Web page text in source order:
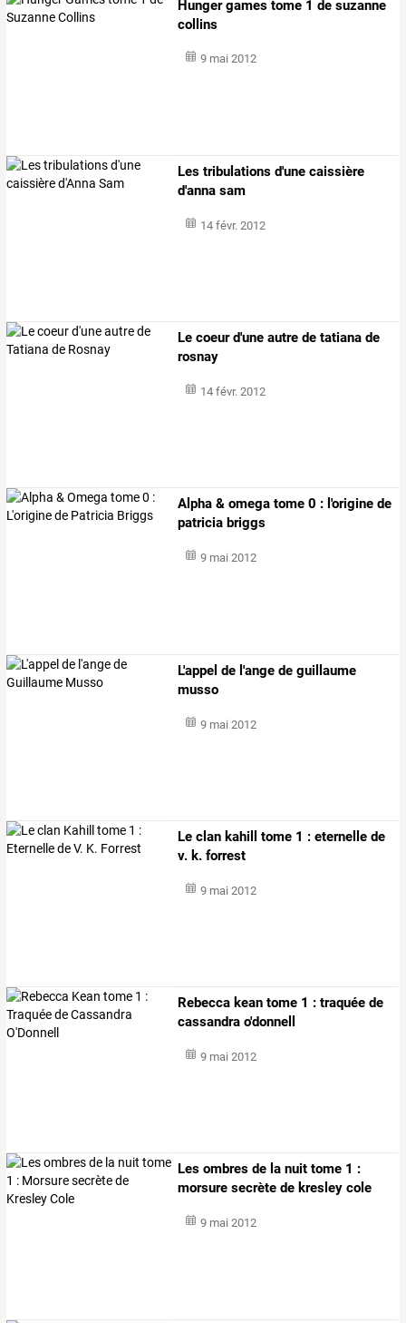
Hunger games tome 1 de suzanne
collins
9 mai 2012
Les tribulations d'une caissière
d'anna sam
14 févr. 2012
Le coeur d'une autre de tatiana de
rosnay
14 févr. 2012
Alpha & omega tome 0 : l'origine de
patricia briggs
9 mai 2012
L'appel de l'ange de guillaume
musso
9 mai 2012
Le clan kahill tome 1 : eternelle de
v. k. forrest
9 mai 2012
Rebecca kean tome 1 : traquée de
cassandra o'donnell
9 mai 2012
Les ombres de la nuit tome 1 :
morsure secrète de kresley cole
9 mai 2012